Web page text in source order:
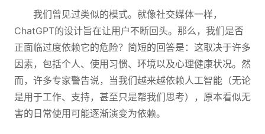
我们曾见过类似的模式。就像社交媒体一样，
ChatGPT的设计旨在让用户不断回头。那么，我们是否
正面临过度依赖它的危险？简短的回答是：这取决于许多
因素，包括个人、使用习惯、环境以及心理健康状况。然
而，许多专家警告说，当我们越来越依赖人工智能（无论
是用于工作、支持，甚至只是帮我们思考），原本看似无
害的日常使用可能逐渐演变为依赖。